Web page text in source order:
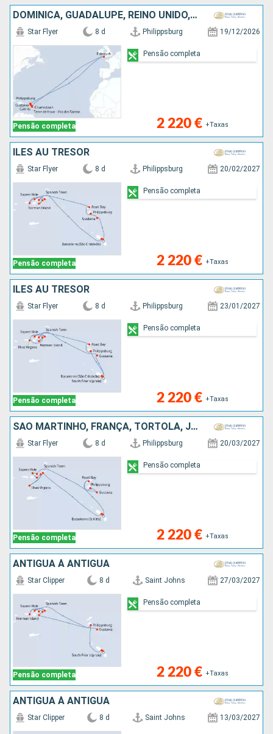
DOMINICA, GUADALUPE, REINO UNIDO, FRANÇA, SÃO MARTINHO
Pensão completa
Star Flyer 8 d Philippsburg 19/12/2026
2 220 € +Taxas
Pensão completa
ÎLES AU TRÉSOR
Pensão completa
Star Flyer 8 d Philippsburg 20/02/2027
2 220 € +Taxas
Pensão completa
ÎLES AU TRÉSOR
Pensão completa
Star Flyer 8 d Philippsburg 23/01/2027
2 220 € +Taxas
Pensão completa
SÃO MARTINHO, FRANÇA, TORTOLA, JOST VAN DYKE, NORMAN ISLAND, CANAL SIR FRANCIS DRAKE, ANTÍGUA E BARBUDA, VIRGIN GORDA, ANGUILHAS
Pensão completa
Star Flyer 8 d Philippsburg 20/03/2027
2 220 € +Taxas
Pensão completa
ANTIGUA À ANTIGUA
Pensão completa
Star Clipper 8 d Saint Johns 27/03/2027
2 220 € +Taxas
Pensão completa
ANTIGUA À ANTIGUA
Star Clipper 8 d Saint Johns 13/03/2027